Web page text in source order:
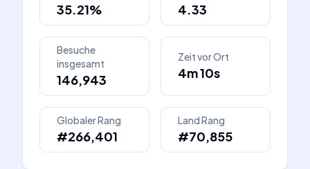
35.21% 4.33
Besuche
insgesamt
146,943
Zeit vor Ort
4m 10s
Globaler Rang
#266,401
Land Rang
#70,855